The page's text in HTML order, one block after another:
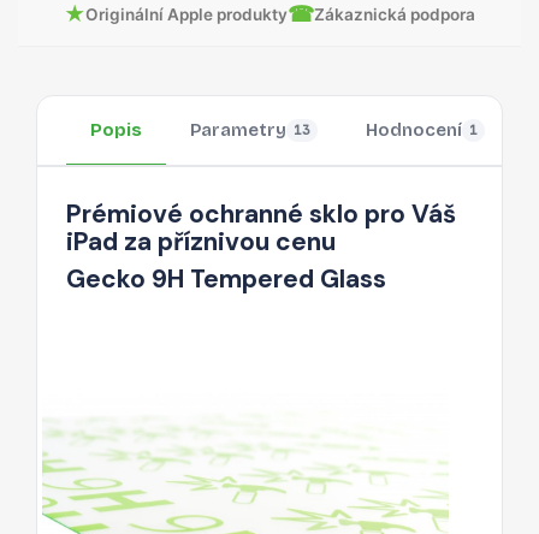
★Originální Apple produkty☎Zákaznická podpora
Popis Parametry 13 Hodnocení 1
Prémiové ochranné sklo pro Váš
iPad za příznivou cenu
Gecko 9H Tempered Glass